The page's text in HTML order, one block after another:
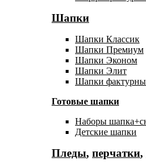
Шапки
Шапки Классик
Шапки Премиум
Шапки Эконом
Шапки Элит
Шапки
Готовые шапки
Наборы
Детские шапки
Пледы, перчатки,